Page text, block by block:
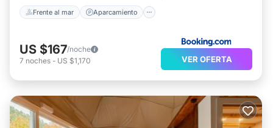
Frente al mar Aparcamiento
US $167/noche
7 noches - US $1,170 VER OFERTA